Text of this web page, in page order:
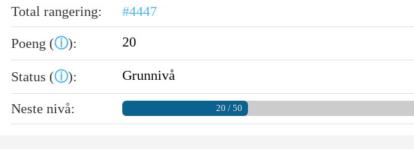
Total rangering:
#4447
Poeng (ⓘ): 20
Status (ⓘ): Grunnivå
Neste nivå: 20 / 50